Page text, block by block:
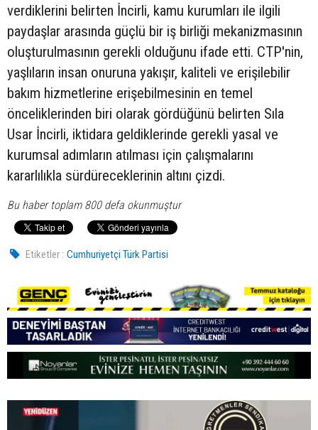
verdiklerini belirten İncirli, kamu kurumları ile ilgili
paydaşlar arasında güçlü bir iş birliği mekanizmasının
oluşturulmasının gerekli olduğunu ifade etti. CTP'nin,
yaşlıların insan onuruna yakışır, kaliteli ve erişilebilir
bakım hizmetlerine erişebilmesinin en temel
önceliklerinden biri olarak gördüğünü belirten Sıla
Usar İncirli, iktidara geldiklerinde gerekli yasal ve
kurumsal adımların atılması için çalışmalarını
kararlılıkla sürdüreceklerinin altını çizdi.
Bu haber toplam 800 defa okunmuştur
Etiketler : Cumhuriyetçi Türk Partisi